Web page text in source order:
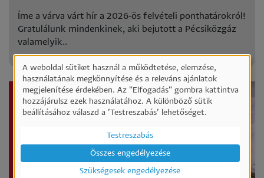
Íme a várva várt hír a 2026-ös felvételi ponthatárokról!
Gratulálunk mindenkinek, aki bejutott a Pécsiközgáz
valamelyik..
Személyes
adatok
és
használata
A weboldal sütiket használ a működtetése, elemzése,
használatának megkönnyítése és a releváns ajánlatok
megjelenítése érdekében. Az "Elfogadás" gombra kattintva
hozzájárulsz ezek használatához. A különböző sütik
beállításához válaszd a ’Testreszabás’ lehetőséget.
Testreszabás
Szükségesek engedélyezése
Összes engedélyezése